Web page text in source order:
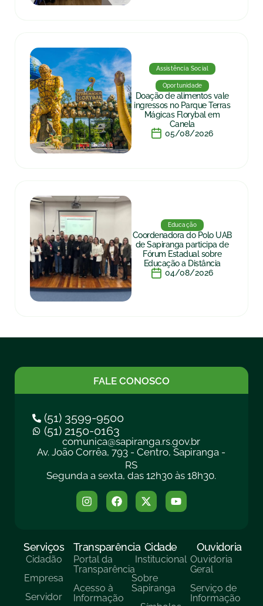
Assistência Social
Oportunidade
Doação de alimentos vale
ingressos no Parque Terras
Mágicas Florybal em
Canela
05/08/2026
Educação
Coordenadora do Polo UAB
de Sapiranga participa de
Fórum Estadual sobre
Educação a Distância
04/08/2026
FALE CONOSCO
(51) 3599-9500
(51) 2150-0163
comunica@sapiranga.rs.gov.br
Av. João Corrêa, 793 - Centro, Sapiranga -
RS
Segunda a sexta, das 12h30 às 18h30.
Serviços
Cidadão
Empresa
Servidor
Transparência
Portal da
Transparência
Acesso à
Informação
Cidade
Institucional
Sobre
Sapiranga
Ouvidoria
Ouvidoria
Geral
Serviço de
Informação